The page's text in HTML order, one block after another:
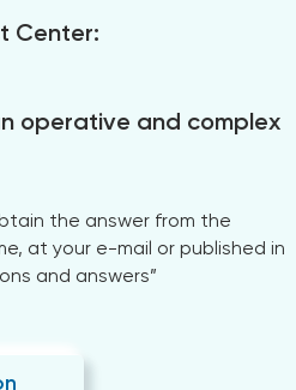
Center:
operative and complex
the answer from the
at your e-mail or published in
and answers”